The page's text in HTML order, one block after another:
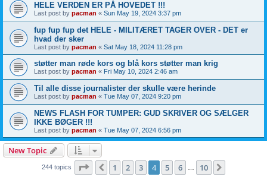
HELE VERDEN ER PÅ HOVEDET !!!
Last post by pacman « Sun May 19, 2024 3:37 pm
fup fup fup det HELE - MILITÆRET TAGER OVER - DET er
hvad der sker
Last post by pacman « Sat May 18, 2024 11:28 pm
støtter man røde kors og blå kors støtter man krig
Last post by pacman « Fri May 10, 2024 2:46 am
Til alle disse journalister der skulle være herinde
Last post by pacman « Tue May 07, 2024 9:20 pm
NEWS FLASH FOR TUMPER: GUD SKRIVER OG SÆLGER
IKKE BØGER !!!
Last post by pacman « Tue May 07, 2024 6:56 pm
New Topic
244 topics Page of 10
Previous
1 2 3 4 5 6 10